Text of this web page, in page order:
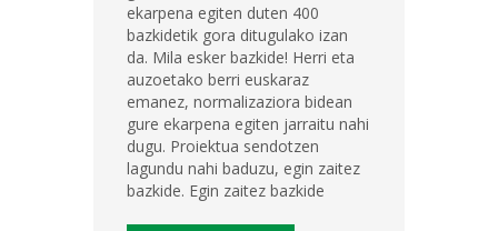
ekarpena egiten duten 400
bazkidetik gora ditugulako izan
da. Mila esker bazkide! Herri eta
auzoetako berri euskaraz
emanez, normalizaziora bidean
gure ekarpena egiten jarraitu nahi
dugu. Proiektua sendotzen
lagundu nahi baduzu, egin zaitez
bazkide. Egin zaitez bazkide